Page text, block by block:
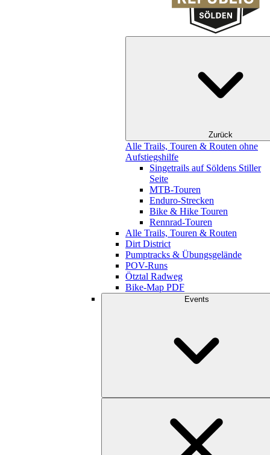
Zurück
Alle Trails, Touren & Routen ohne
Aufstiegshilfe
Singetrails auf Söldens Stiller
Seite
MTB-Touren
Enduro-Strecken
Bike & Hike Touren
Rennrad-Touren
Alle Trails, Touren & Routen
Dirt District
Pumptracks & Übungsgelände
POV-Runs
Ötztal Radweg
Bike-Map PDF
Events